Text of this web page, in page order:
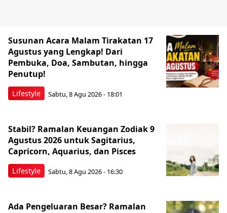
Lifestyle
Susunan Acara Malam Tirakatan 17
Agustus yang Lengkap! Dari
Pembuka, Doa, Sambutan, hingga
Penutup!
Sabtu, 8 Agu 2026 - 18:01
Lifestyle
Stabil? Ramalan Keuangan Zodiak 9
Agustus 2026 untuk Sagitarius,
Capricorn, Aquarius, dan Pisces
Sabtu, 8 Agu 2026 - 16:30
Ada Pengeluaran Besar? Ramalan